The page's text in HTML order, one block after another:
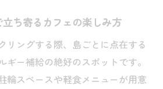
ち寄るカフェの楽しみ方
リングする際、島ごとに点在する
ギー補給の絶好のスポットです。
輪スペースや軽食メニューが用意